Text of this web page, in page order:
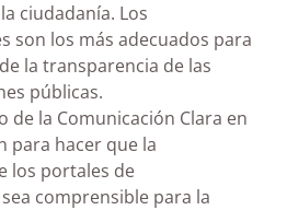
ciudadanía. Los
son los más adecuados para
la transparencia de las
públicas.
de la Comunicación Clara en
para hacer que la
los portales de
comprensible para la